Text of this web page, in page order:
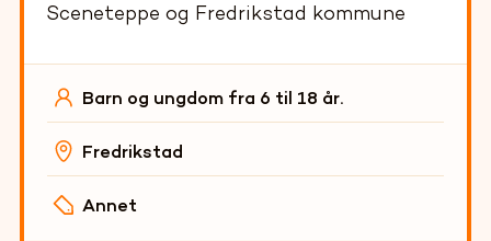
Sceneteppe og Fredrikstad kommune
Barn og ungdom fra 6 til 18 år.
Fredrikstad
Annet